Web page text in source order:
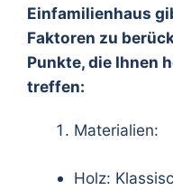
Einfamilienhaus
Faktoren zu
Punkte, die Ihnen
treffen:
Materialien:
Holz: